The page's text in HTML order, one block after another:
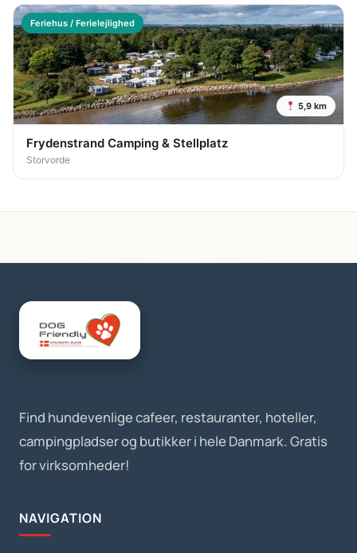
Feriehus / Ferielejlighed
5,9 km
Frydenstrand Camping & Stellplatz
Storvorde
Find hundevenlige cafeer, restauranter, hoteller,
campingpladser og butikker i hele Danmark. Gratis
for virksomheder!
NAVIGATION